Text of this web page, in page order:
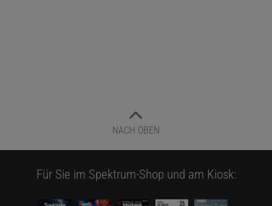
NACH OBEN
Für Sie im Spektrum-Shop und am Kiosk: